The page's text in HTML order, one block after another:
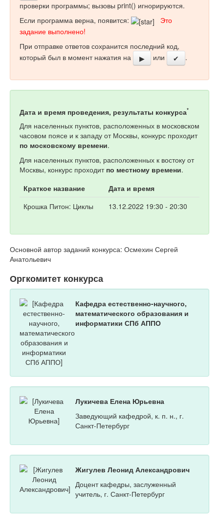
проверки программы; вызовы print() игнорируются.
Если программа верна, появится:
Это
задание выполнено!
При отправке ответов сохранится последний код,
который был в момент нажатия на
▶ или ✔ .
Дата и время проведения, результаты конкурса*
Для населенных пунктов, расположенных в московском
часовом поясе и к западу от Москвы, конкурс проходит
по московскому времени.
Для населенных пунктов, расположенных к востоку от
Москвы, конкурс проходит по местному времени.
Краткое название
Дата и время
Крошка Питон: Циклы
13.12.2022 19:30 - 20:30
Основной автор заданий конкурса: Осмехин Сергей
Анатольевич
Оргкомитет конкурса
Кафедра естественно-научного,
математического образования и
информатики СПб АППО
Лукичева Елена Юрьевна
Заведующий кафедрой, к. п. н., г.
Санкт-Петербург
Жигулев Леонид Александрович
Доцент кафедры, заслуженный
учитель, г. Санкт-Петербург